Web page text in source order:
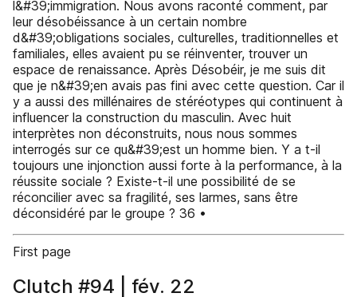
l&#39;immigration. Nous avons raconté comment, par
leur désobéissance à un certain nombre
d&#39;obligations sociales, culturelles, traditionnelles et
familiales, elles avaient pu se réinventer, trouver un
espace de renaissance. Après Désobéir, je me suis dit
que je n&#39;en avais pas fini avec cette question. Car il
y a aussi des millénaires de stéréotypes qui continuent à
influencer la construction du masculin. Avec huit
interprètes non déconstruits, nous nous sommes
interrogés sur ce qu&#39;est un homme bien. Y a t-il
toujours une injonction aussi forte à la performance, à la
réussite sociale ? Existe-t-il une possibilité de se
réconcilier avec sa fragilité, ses larmes, sans être
déconsidéré par le groupe ? 36 •
First page
Clutch #94 | fév. 22